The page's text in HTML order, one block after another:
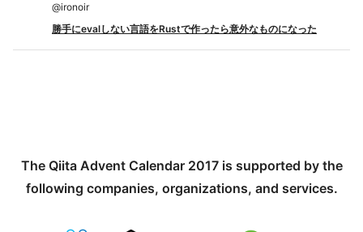
@ironoir
勝手にevalしない言語をRustで作ったら意外なものになった
The Qiita Advent Calendar 2017 is supported by the
following companies, organizations, and services.